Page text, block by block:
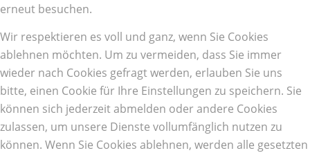
erneut besuchen.
Wir respektieren es voll und ganz, wenn Sie Cookies
ablehnen möchten. Um zu vermeiden, dass Sie immer
wieder nach Cookies gefragt werden, erlauben Sie uns
bitte, einen Cookie für Ihre Einstellungen zu speichern. Sie
können sich jederzeit abmelden oder andere Cookies
zulassen, um unsere Dienste vollumfänglich nutzen zu
können. Wenn Sie Cookies ablehnen, werden alle gesetzten